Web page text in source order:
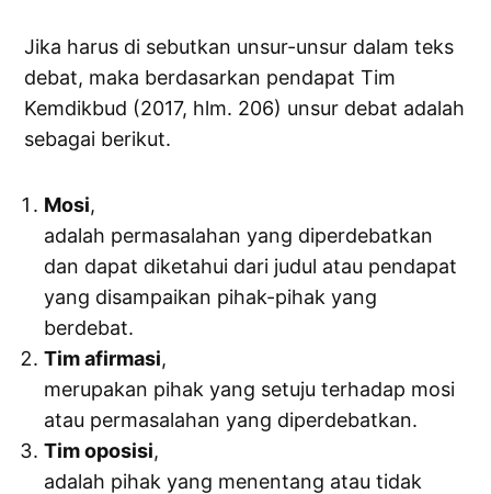
Jika harus di sebutkan unsur-unsur dalam teks
debat, maka berdasarkan pendapat Tim
Kemdikbud (2017, hlm. 206) unsur debat adalah
sebagai berikut.
Mosi,
adalah permasalahan yang diperdebatkan
dan dapat diketahui dari judul atau pendapat
yang disampaikan pihak-pihak yang
berdebat.
Tim afirmasi,
merupakan pihak yang setuju terhadap mosi
atau permasalahan yang diperdebatkan.
Tim oposisi,
adalah pihak yang menentang atau tidak